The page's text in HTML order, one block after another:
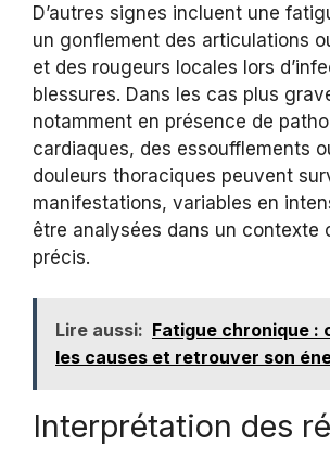
D’autres signes incluent une
un gonflement des articulations
et des rougeurs locales lors
blessures. Dans les cas plus
notamment en présence de
cardiaques, des essoufflements
douleurs thoraciques peuvent
manifestations, variables en
être analysées dans un contexte
précis.
Lire aussi: Fatigue chronique :
les causes et retrouver son
Interprétation des